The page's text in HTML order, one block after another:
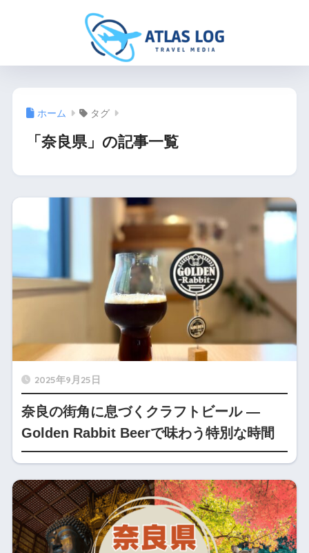
ホーム タグ
「奈良県」の記事一覧
2025年9月25日
奈良の街角に息づくクラフトビール —
Golden Rabbit Beerで味わう特別な時間